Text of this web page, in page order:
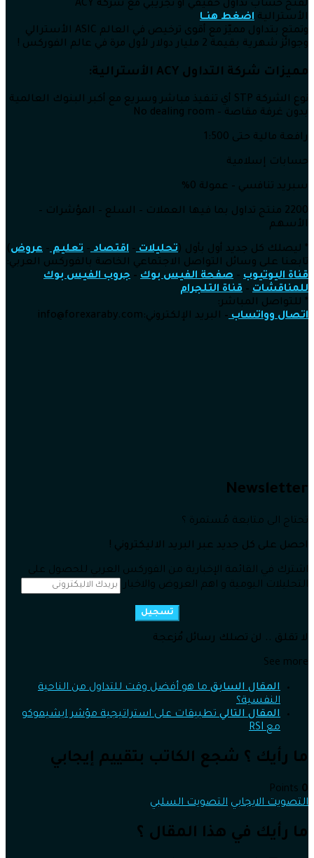
لفتح حساب تداول حقيقي أو تجريبي مع شركة ACY
الأسترالية اضغط هنــا
وتمتع بتداول مميّز مع أقوى ترخيص في العالم ASIC الأسترالي
وجوائز شهرية بقيمة 2 مليار دولار لأول مرة في عالم الفوركس !
مميزات شركة التداول ACY الأسترالية:
نوع الشركة STP أي تنفيذ مباشر وسريع مع أكبر البنوك العالمية
بدون غرفة مقاصة – No dealing room
رافعة مالية حتى 1:500
حسابات إسلامية
سبريد تنافسي – عمولة 0%
2200 منتج تداول بما فيها العملات – السلع – المؤشرات –
الأسهم
* ليصلك كل جديد أول بأول (تحليلات– اقتصاد– تعليم– عروض)
تابعنا على وسائل التواصل الاجتماعي الخاصة بالفوركس العربي:
قناة اليوتيوب – صفحة الفيس بوك – جروب الفيس بوك
للمناقشات – قناة التلجرام
* للتواصل المباشر:
اتصال وواتساب– البريد الإلكتروني:info@forexaraby.com
Newsletter
تحتاج الى متابعة مُستمرة ؟
احصل على كل جديد عبر البريد الاليكتروني !
اشترك في القائمة الإخبارية من الفوركس العربي للحصول على
التحليلات اليومية و اهم العروض والاخبار
تسجيل
لا تقلق .. لن تصلك رسائل مُزعجة
See more
المقال السابق ما هو أفضل وقت للتداول من الناحية
النفسية؟
المقال التالي تطبيقات على استراتيجية مؤشر ايشيموكو
مع RSI
ما رأيك ؟ شجع الكاتب بتقييم إيجابي
0
التصويت الايجابي التصويت السلبي
ما رأيك في هذا المقال ؟